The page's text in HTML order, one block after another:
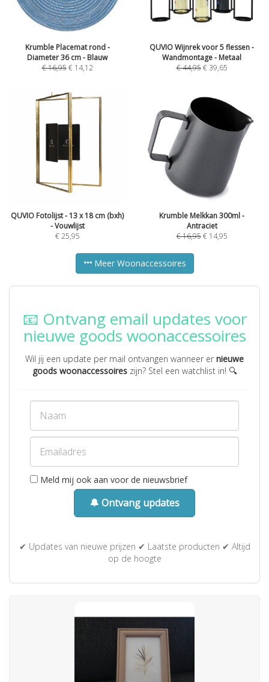
Krumble Placemat rond -
Diameter 36 cm - Blauw
€16,95 € 14,12
QUVIO Wijnrek voor 5 flessen -
Wandmontage - Metaal
€44,95 €39,65
QUVIO Fotolijst - 13 x 18 cm (bxh)
- Vouwlijst
€25,95
Krumble Melkkan 300ml -
Antraciet
€16,95 € 14,95
Meer Woonaccessoires
📧 Ontvang email updates voor
nieuwe goods woonaccessoires
Wil jij een update per mail ontvangen wanneer er nieuwe
goods woonaccessoireszijn? Stel een watchlist in! 🔍
Meld mij ook aan voor de nieuwsbrief
🔔 Ontvang updates
✔ Updates van nieuwe prijzen ✔ Laatste producten ✔ Altijd
op de hoogte